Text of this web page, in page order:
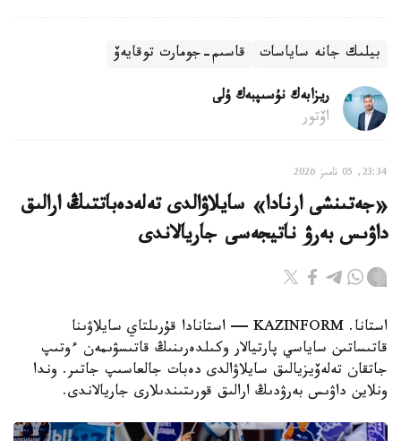
بيلىك جانە ساياسات قاسىم-جومارت توقايەۆ
ريزابەك نۇسىپبەك ۇلى
اۆتور
23:34, 05 تامىز 2026
«جەتىنشى ارنادا» سايلاۋالدى تەلەدەباتتىڭ ارالىق
داۋىس بەرۋ ناتيجەسى جاريالاندى
استانا. KAZINFORM — استانادا قۇرىلتاي سايلاۋىنا
قاتىساتىن ساياسي پارتيالار وكىلدەرىنىڭ قاتىسۋىمەن ءوتىپ
جاتقان تەلەۆيزيالىق سايلاۋالدى دەبات جالعاسىپ جاتىر. وندا
ونلاين داۋىس بەرۋدىڭ ارالىق قورىتىندىلارى جاريالاندى.